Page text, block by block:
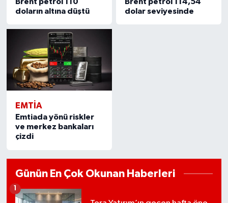
doların altına düştü
dolar seviyesinde
EMTIA
Emtiada yönü riskler
ve merkez bankaları
çizdi
Günün En Çok Okunan Haberleri